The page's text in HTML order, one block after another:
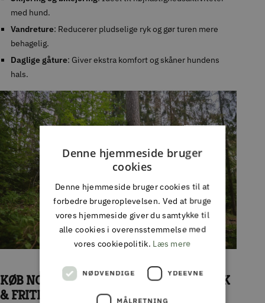
med hund.
Vandreture: Reducerer pludselige ryk og gør turen mere
behagelig.
Daglige gåture: Giver ekstra komfort og skåner hundens
hals.
KØB NON-STOP BUNGEE LEASH HOS PARK
& FRITID
Denne hjemmeside bruger
cookies
Denne hjemmeside bruger cookies til at
forbedre brugeroplevelsen. Ved at bruge
vores hjemmeside giver du samtykke til
alle cookies i overensstemmelse med
vores cookiepolitik. Læs mere
NØDVENDIGE YDEEVNE
MÅLRETNING